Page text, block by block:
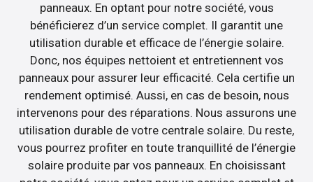
panneaux. En optant pour notre société, vous
bénéficierez d’un service complet. Il garantit une
utilisation durable et efficace de l’énergie solaire.
Donc, nos équipes nettoient et entretiennent vos
panneaux pour assurer leur efficacité. Cela certifie un
rendement optimisé. Aussi, en cas de besoin, nous
intervenons pour des réparations. Nous assurons une
utilisation durable de votre centrale solaire. Du reste,
vous pourrez profiter en toute tranquillité de l’énergie
solaire produite par vos panneaux. En choisissant